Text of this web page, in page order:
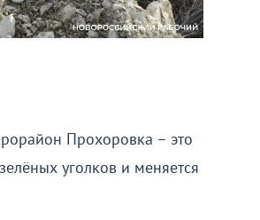
Прохоровка – это
уголков и меняется